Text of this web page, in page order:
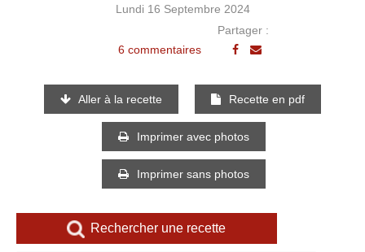
Lundi 16 Septembre 2024
6 commentaires
Partager :
Aller à la recette Recette en pdf
Imprimer avec photos
Imprimer sans photos
Rechercher une recette